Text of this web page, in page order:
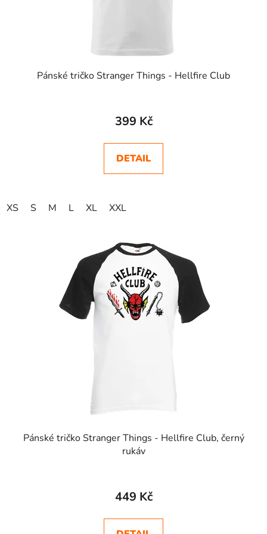
Pánské tričko Stranger Things - Hellfire Club
hodnocení
je
5,0
399 Kč
DETAIL
XS S M L XL XXL
Pánské tričko Stranger Things - Hellfire Club, černý
rukáv
hodnocení
je
449 Kč